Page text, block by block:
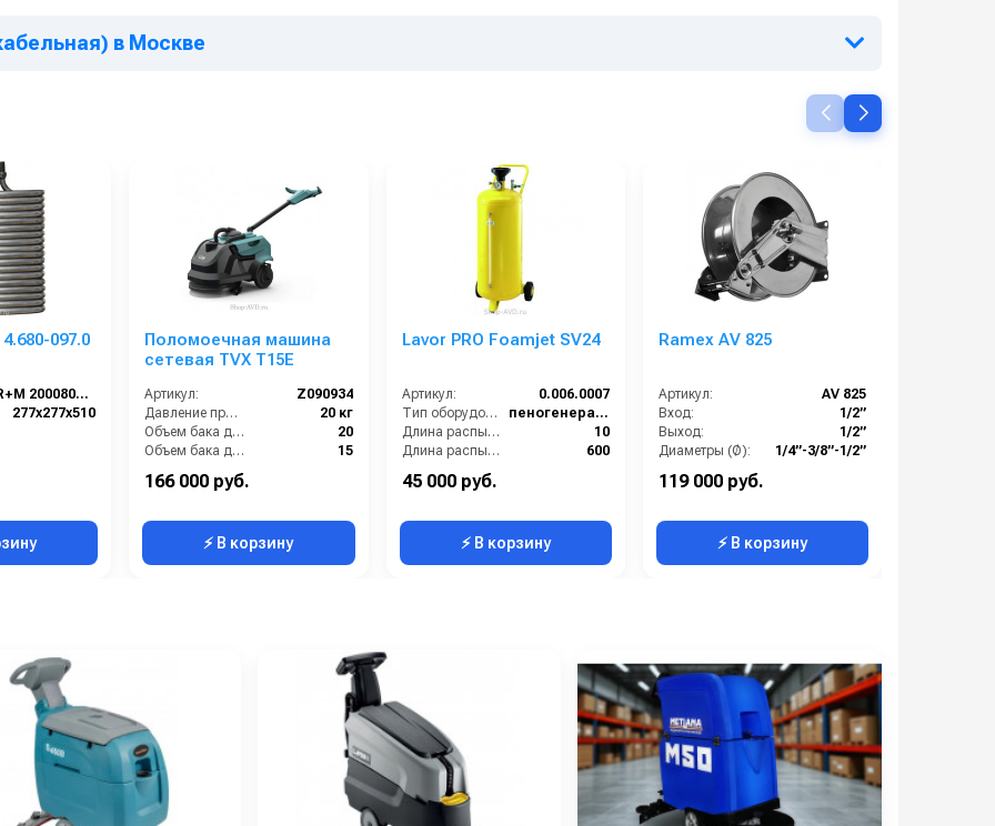
цене с доставкой по России. Отзывы, характеристики и наличие уточняйте у менеджеров.
в Москве
097.0
R+M 200080522
277x277x510
Поломоечная машина
сетевая TVX T15E
Артикул:
Z090934
Давление прижима щеток:
20 кг
Объем бака для грязной воды, л:
20
Объем бака для чистой воды, л:
15
Рабочая ширина (мм):
Тип машины:
166 000 руб.
⚡ В корзину
Lavor PRO Foamjet SV24
Артикул:
0.006.0007
Тип оборудования:
пеногенератор
Длина распылительного шланга (м):
10
Длина распылителя (мм):
600
Максимальное давление на выходе (бар):
Материал корпуса:
45 000 руб.
⚡ В корзину
Ramex AV 825
Артикул:
AV 825
Вход:
1/2”
Выход:
1/2”
Диаметры (Ø):
1/4”-3/8”-1/2”
Длина шланга ВД (м):
Корпус:
119 000 руб.
⚡ В корзину